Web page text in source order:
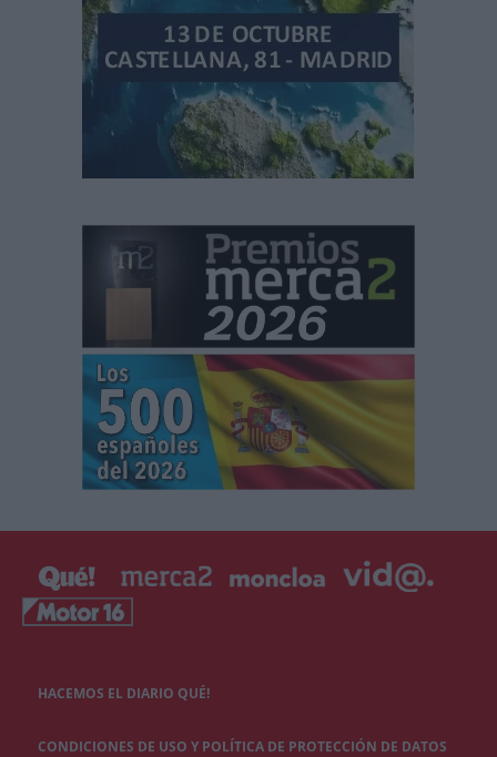
HACEMOS EL DIARIO QUÉ!
CONDICIONES DE USO Y POLÍTICA DE PROTECCIÓN DE DATOS